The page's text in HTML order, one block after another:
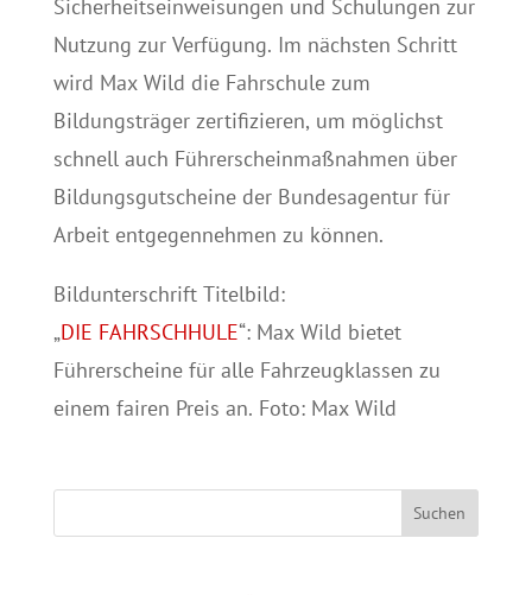
Sicherheitseinweisungen und Schulungen zur
Nutzung zur Verfügung. Im nächsten Schritt
wird Max Wild die Fahrschule zum
Bildungsträger zertifizieren, um möglichst
schnell auch Führerscheinmaßnahmen über
Bildungsgutscheine der Bundesagentur für
Arbeit entgegennehmen zu können.
Bildunterschrift Titelbild:
„DIE FAHRSCHHULE“: Max Wild bietet
Führerscheine für alle Fahrzeugklassen zu
einem fairen Preis an. Foto: Max Wild